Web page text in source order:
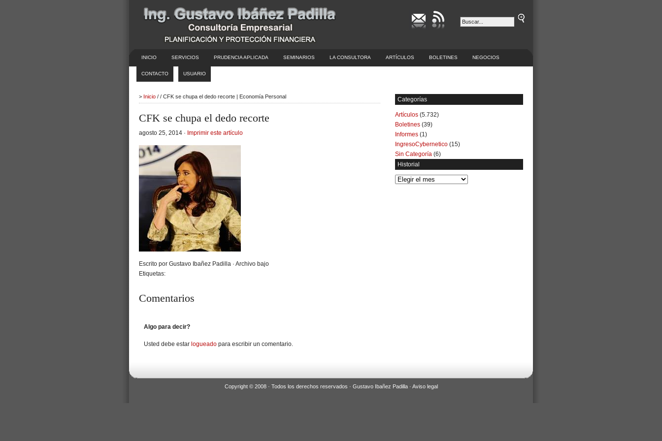
INICIO SERVICIOS PRUDENCIA APLICADA SEMINARIOS LA CONSULTORA ARTÍCULOS BOLETINES NEGOCIOS
CONTACTO USUARIO
> Inicio / / CFK se chupa el dedo recorte | Economía Personal
CFK se chupa el dedo recorte
agosto 25, 2014 · Imprimir este artículo
Escrito por Gustavo Ibañez Padilla · Archivo bajo
Etiquetas:
Comentarios
Algo para decir?
Usted debe estar logueado para escribir un comentario.
Categorías
Artículos (5.732)
Boletines (39)
Informes (1)
IngresoCybernetico (15)
Sin Categoría (6)
Historial
Historial
Copyright © 2008 · Todos los derechos reservados · Gustavo Ibañez Padilla · Aviso legal